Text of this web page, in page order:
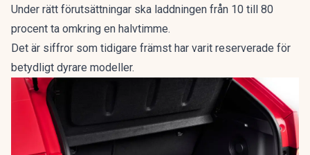
Under rätt förutsättningar ska laddningen från 10 till 80
procent ta omkring en halvtimme.
Det är siffror som tidigare främst har varit reserverade för
betydligt dyrare modeller.